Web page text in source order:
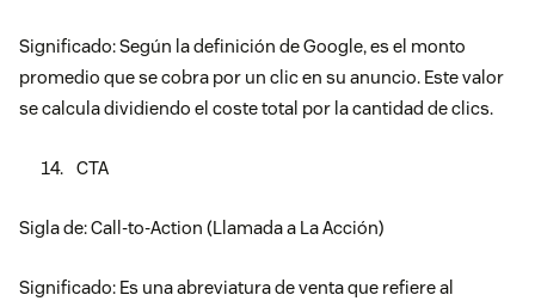
Significado: Según la definición de Google, es el monto
promedio que se cobra por un clic en su anuncio. Este valor
se calcula dividiendo el coste total por la cantidad de clics.
CTA
Sigla de: Call-to-Action (Llamada a La Acción)
Significado: Es una abreviatura de venta que refiere al